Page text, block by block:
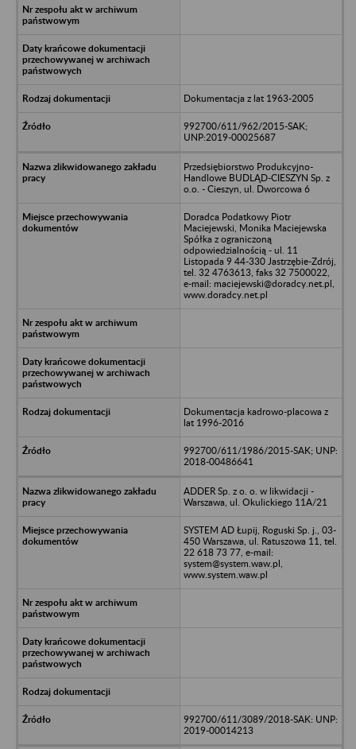
Dokumentacja z lat 1963-2005
992700/611/962/2015-SAK;
UNP:2019-00025687
Przedsiębiorstwo Produkcyjno-
Handlowe BUDLĄD-CIESZYN Sp. z
o.o. - Cieszyn, ul. Dworcowa 6
Doradca Podatkowy Piotr
Maciejewski, Monika Maciejewska
Spółka z ograniczoną
odpowiedzialnością - ul. 11
Listopada 9 44-330 Jastrzębie-Zdrój,
tel. 32 4763613, faks 32 7500022,
e-mail: maciejewski@doradcy.net.pl,
www.doradcy.net.pl
Dokumentacja kadrowo-placowa z
lat 1996-2016
992700/611/1986/2015-SAK; UNP:
2018-00486641
ADDER Sp. z o. o. w likwidacji -
Warszawa, ul. Okulickiego 11A/21
SYSTEM AD Łupij, Roguski Sp. j., 03-
450 Warszawa, ul. Ratuszowa 11, tel.
22 618 73 77, e-mail:
system@system.waw.pl,
www.system.waw.pl
992700/611/3089/2018-SAK: UNP:
2019-00014213